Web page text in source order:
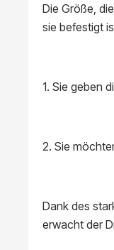
Die Größe,
sie befestigt
1. Sie geben
2. Sie
Dank des
erwacht der